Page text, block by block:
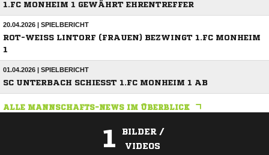
1.FC MONHEIM 1 GEWÄHRT EHRENTREFFER
20.04.2026 | SPIELBERICHT
ROT-WEISS LINTORF (FRAUEN) BEZWINGT 1.FC MONHEIM 1
01.04.2026 | SPIELBERICHT
SC UNTERBACH SCHIESST 1.FC MONHEIM 1 AB
ALLE MANNSCHAFTS-NEWS IM ÜBERBLICK
1
BILDER /
VIDEOS